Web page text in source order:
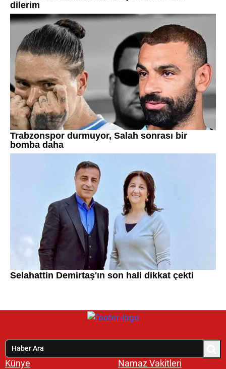
Künye
Namaz Vakitleri